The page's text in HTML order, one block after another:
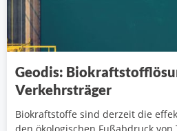
Geodis:
Verkehrsträger
Biokraftstoffe sind derzeit die